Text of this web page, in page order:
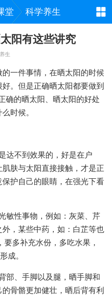
堂 科学养生
阳有这些讲究
生
一件事情，在晒太阳的时候
。但是正确晒太阳都要做到
确的晒太阳、晒太阳的好处
时候。
达不到效果的，好是在户
肤与太阳直接接触，才是正
护自己的眼睛，在强光下看
敏性事物，例如：灰菜、芹
，某些中药，如：白芷等也
多补充水份，多吃水果，
成。
部、手脚以及腿，晒手脚和
骨骼更加健壮，晒后背有利